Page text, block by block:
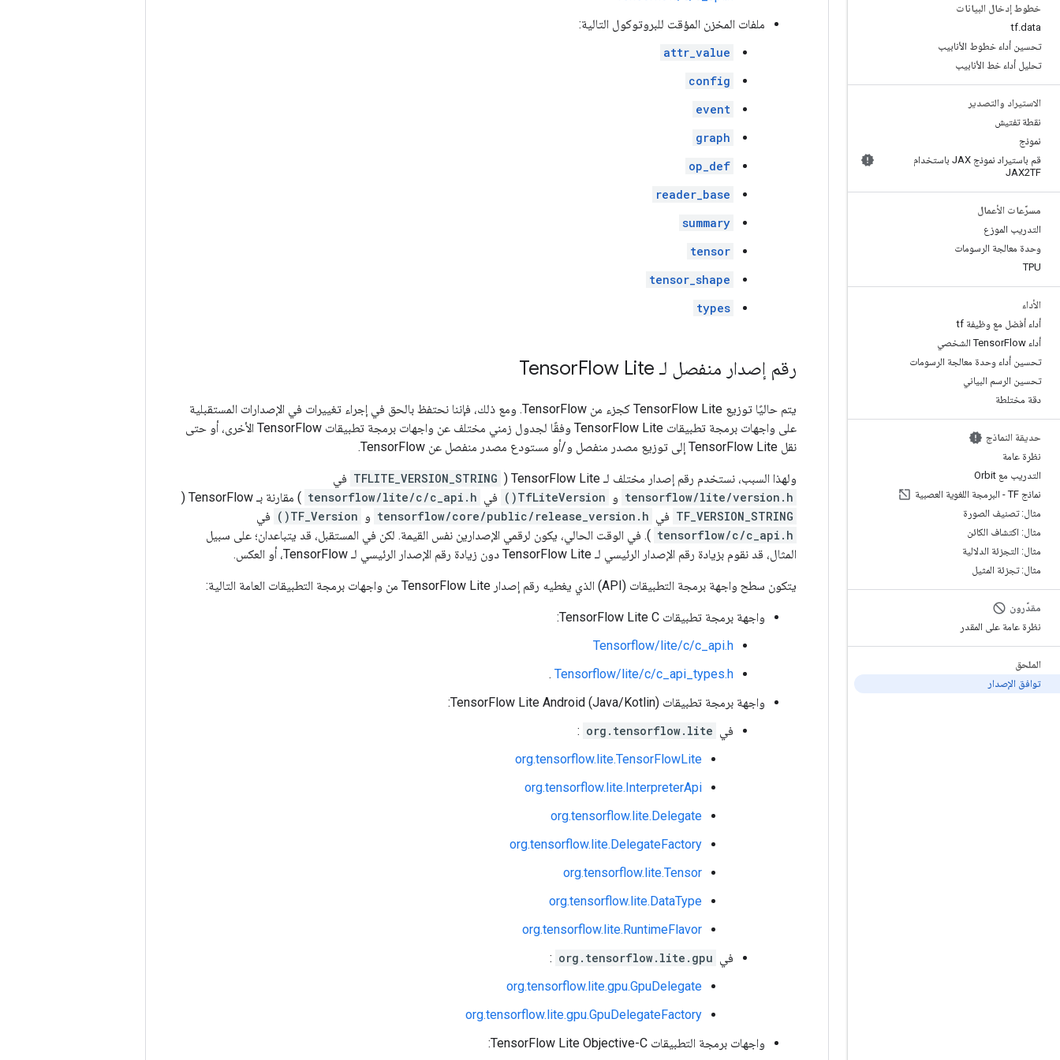
خطوط إدخال البيانات
tf.data
تحسين أداء خطوط الأنابيب
تحليل أداء خط الأنابيب
الاستيراد والتصدير
نقطة تفتيش
نموذج
قم باستيراد نموذج JAX باستخدام
JAX2TF
مسرّعات الأعمال
التدريب الموزع
وحدة معالجة الرسومات
TPU
الأداء
أداء أفضل مع وظيفة tf
أداء Tensor Flow الشخصي
تحسين أداء وحدة معالجة الرسومات
تحسين الرسم البياني
دقة مختلطة
حديقة النماذج
نظرة عامة
التدريب مع Orbit
نماذج TF - البرمجة اللغوية العصبية
مثال: تصنيف الصورة
مثال: اكتشاف الكائن
مثال: التجزئة الدلالية
مثال: تجزئة المثيل
مقدّرون
نظرة عامة على المقدر
الملحق
توافق الإصدار
ملفات المخزن المؤقت للبروتوكول التالية:
attr_value
config
event
graph
op_def
reader_base
summary
tensor
tensor_shape
types
رقم إصدار منفصل لـ Tensor Flow Lite
يتم حاليًا توزيع TensorFlow Lite كجزء من TensorFlow. ومع ذلك، فإننا نحتفظ بالحق في إجراء تغييرات في الإصدارات المستقبلية
على واجهات برمجة تطبيقات TensorFlow Lite وفقًا لجدول زمني مختلف عن واجهات برمجة تطبيقات TensorFlow الأخرى، أو حتى
نقل TensorFlow Lite إلى توزيع مصدر منفصل و/أو مستودع مصدر منفصل عن TensorFlow.
ولهذا السبب، نستخدم رقم إصدار مختلف لـ TensorFlow Lite ( TFLITE_VERSION_STRING في
tensorflow/lite/version.h و TfLiteVersion() في tensorflow/lite/c/c_api.h ) مقارنة بـ TensorFlow (
TF_VERSION_STRING في tensorflow/core/public/release_version.h و TF_Version()
في
tensorflow/c/c_api.h ). في الوقت الحالي، يكون لرقمي الإصدارين نفس القيمة. لكن في المستقبل، قد يتباعدان؛ على سبيل
المثال، قد نقوم بزيادة رقم الإصدار الرئيسي لـ TensorFlow Lite دون زيادة رقم الإصدار الرئيسي لـ TensorFlow، أو العكس.
يتكون سطح واجهة برمجة التطبيقات (API) الذي يغطيه رقم إصدار TensorFlow Lite من واجهات برمجة التطبيقات العامة التالية:
واجهة برمجة تطبيقات TensorFlow Lite C:
Tensorflow/lite/c/c_api.h
Tensorflow/lite/c/c_api_types.h
.
واجهة برمجة تطبيقات TensorFlow Lite Android (Java/Kotlin):
في org.tensorflow.lite
:
org.tensorflow.lite.TensorFlowLite
org.tensorflow.lite.InterpreterApi
org.tensorflow.lite.Delegate
org.tensorflow.lite.DelegateFactory
org.tensorflow.lite.Tensor
org.tensorflow.lite.DataType
org.tensorflow.lite.RuntimeFlavor
في org.tensorflow.lite.gpu
:
org.tensorflow.lite.gpu.GpuDelegate
org.tensorflow.lite.gpu.GpuDelegateFactory
واجهات برمجة التطبيقات TensorFlow Lite Objective-C: